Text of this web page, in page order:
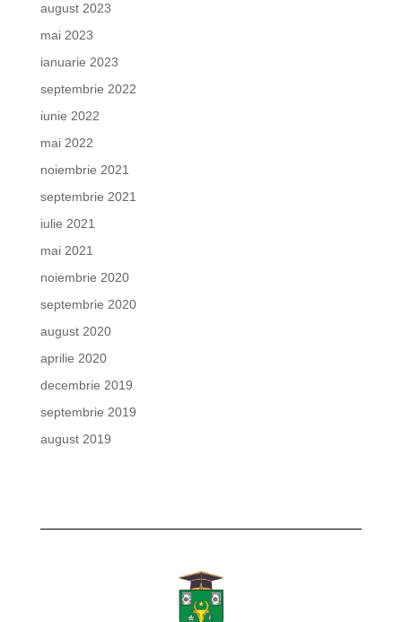
august 2023
mai 2023
ianuarie 2023
septembrie 2022
iunie 2022
mai 2022
noiembrie 2021
septembrie 2021
iulie 2021
mai 2021
noiembrie 2020
septembrie 2020
august 2020
aprilie 2020
decembrie 2019
septembrie 2019
august 2019